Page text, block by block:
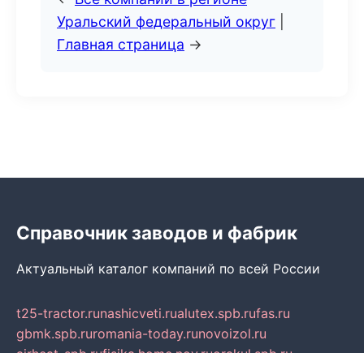
Уральский федеральный округ
Главная страница →
Справочник заводов и фабрик
Актуальный каталог компаний по всей России
t25-tractor.runashicveti.rualutex.spb.rufas.ru
gbmk.spb.ruromania-today.runovoizol.ru